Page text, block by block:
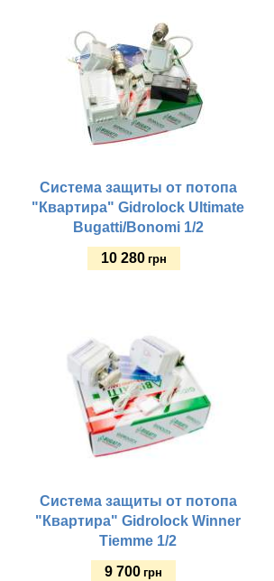
Система защиты от потопа
"Квартира" Gidrolock Ultimate
Bugatti/Bonomi 1/2
10 280 грн
Система защиты от потопа
"Квартира" Gidrolock Winner
Tiemme 1/2
9 700 грн